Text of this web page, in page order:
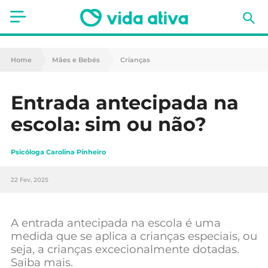
Saúde
Nutrição
Animais de Estimação
Home Mães e Bebés Crianças
Entrada antecipada na
escola: sim ou não?
Psicóloga Carolina Pinheiro
22 Fev, 2025
A entrada antecipada na escola é uma
medida que se aplica a crianças especiais, ou
seja, a crianças excecionalmente dotadas.
Saiba mais.